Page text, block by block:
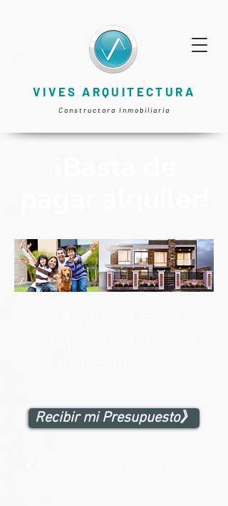
VIVES ARQUITECTURA
Constructora Inmobiliaria
Recibir mi Presupuesto》